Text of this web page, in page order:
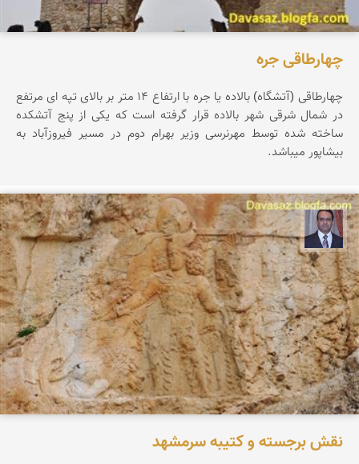
چهارطاقی جره
چهارطاقی (آتشگاه) بالاده یا جره با ارتفاع ۱۴ متر بر بالای تپه ای مرتفع
در شمال شرقی شهر بالاده قرار گرفته است که یکی از پنج آتشکده
ساخته شده توسط مهرنرسی وزیر بهرام دوم در مسیر فیروزآباد به
بیشاپور میباشد.
نادر چقاجردی
نقش برجسته و کتیبه سرمشهد